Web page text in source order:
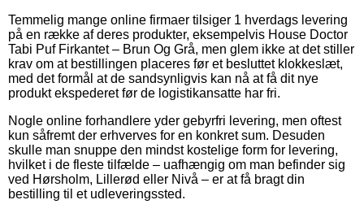
Temmelig mange online firmaer tilsiger 1 hverdags levering
på en række af deres produkter, eksempelvis House Doctor
Tabi Puf Firkantet – Brun Og Grå, men glem ikke at det stiller
krav om at bestillingen placeres før et besluttet klokkeslæt,
med det formål at de sandsynligvis kan nå at få dit nye
produkt ekspederet før de logistikansatte har fri.
Nogle online forhandlere yder gebyrfri levering, men oftest
kun såfremt der erhverves for en konkret sum. Desuden
skulle man snuppe den mindst kostelige form for levering,
hvilket i de fleste tilfælde – uafhængig om man befinder sig
ved Hørsholm, Lillerød eller Nivå – er at få bragt din
bestilling til et udleveringssted.